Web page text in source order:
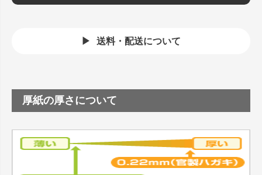
送料・配送について
厚紙の厚さについて